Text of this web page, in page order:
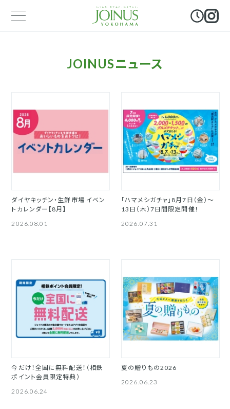
JOINUSニュース
ダイヤキッチン・生鮮市場 イベン
トカレンダー【8月】
2026.08.01
「ハマメシガチャ」8月7日（金）～
13日（木）7日間限定開催！
2026.07.31
今だけ！全国に無料配送！（相鉄
ポイント会員限定特典）
2026.06.24
夏の贈りもの2026
2026.06.23